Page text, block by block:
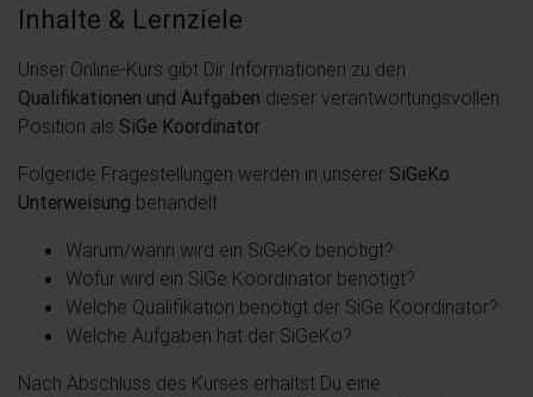
Inhalte & Lernziele
Unser Online-Kurs gibt Dir Informationen zu den
Qualifikationen und Aufgaben dieser verantwortungsvollen
Position als SiGe Koordinator
Folgende Fragestellungen werden in unserer SiGeKo
Unterweisung behandelt:
Warum/wann wird ein SiGeKo benötigt?
Wofür wird ein SiGe Koordinator benötigt?
Welche Qualifikation benötigt der SiGe Koordinator?
Welche Aufgaben hat der SiGeKo?
Nach Abschluss des Kurses erhältst Du eine